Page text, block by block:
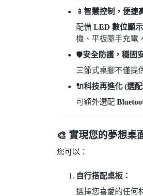
📱 智慧控制，便捷
配備 LED 數位顯
機、平板隨手充電
🛡️安全防護，穩固
三節式桌腳不僅提
🔌科技再進化 (選配
可額外選配
🎨 實現您的夢想桌
您可以：
自行搭配桌板：
選擇您喜愛的任何